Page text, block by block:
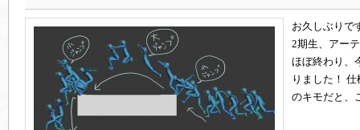
お久しぶりで
2期生、アー
ほぼ終わり、
りました！
のキモだと、